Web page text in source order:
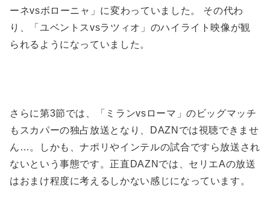
ーネvsボローニャ」に変わっていました。 その代わ
り、「ユベントスvsラツィオ」のハイライト映像が観
られるようになっていました。
さらに第3節では、「ミランvsローマ」のビッグマッチ
もスカパーの独占放送となり、DAZNでは視聴できませ
ん…。しかも、ナポリやインテルの試合ですら放送され
ないという事態です。正直DAZNでは、セリエAの放送
はおまけ程度に考えるしかない感じになっています。